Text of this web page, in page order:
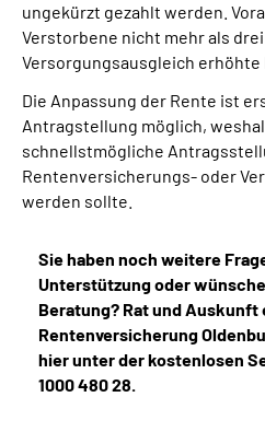
ungekürzt gezahlt werden.
Verstorbene nicht mehr als
Versorgungsausgleich erhöhte
Die Anpassung der Rente ist
Antragstellung möglich,
schnellstmögliche
Rentenversicherungs- oder
werden sollte.
Sie haben noch weitere
Unterstützung oder
Beratung? Rat und
Rentenversicherung
hier unter der kostenlosen
1000 480 28.